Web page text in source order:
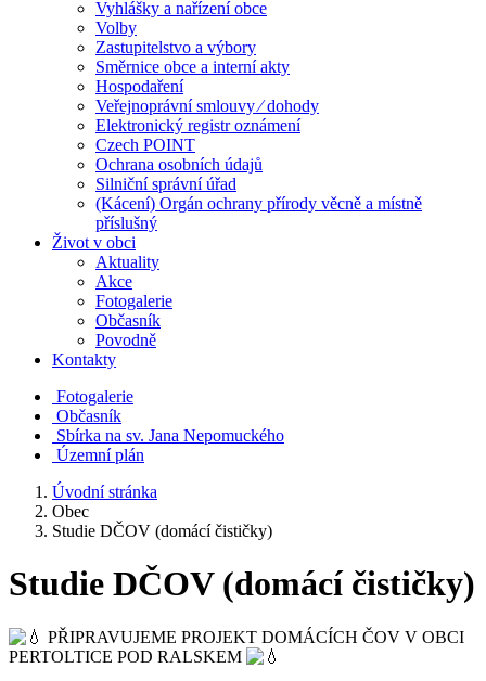
Vyhlášky a nařízení obce
Volby
Zastupitelstvo a výbory
Směrnice obce a interní akty
Hospodaření
Veřejnoprávní smlouvy ⁄ dohody
Elektronický registr oznámení
Czech POINT
Ochrana osobních údajů
Silniční správní úřad
(Kácení) Orgán ochrany přírody věcně a místně
příslušný
Život v obci
Aktuality
Akce
Fotogalerie
Občasník
Povodně
Kontakty
Fotogalerie
Občasník
Sbírka na sv. Jana Nepomuckého
Územní plán
Úvodní stránka
Obec
Studie DČOV (domácí čističky)
Studie DČOV (domácí čističky)
PŘIPRAVUJEME PROJEKT DOMÁCÍCH ČOV V OBCI
PERTOLTICE POD RALSKEM